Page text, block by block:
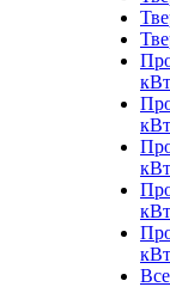
кВт
кВт
кВт
кВт
кВт